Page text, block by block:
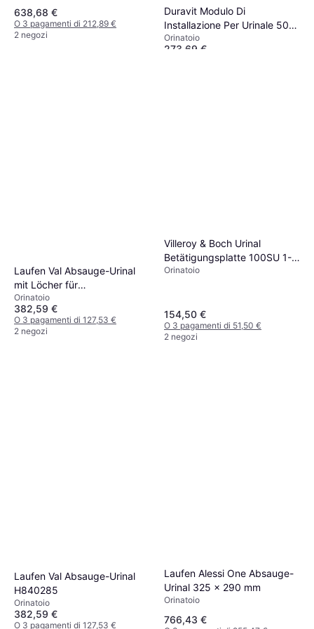
638,68 €
O 3 pagamenti di 212,89 €
2 negozi
Duravit Modulo Di
Installazione Per Urinale 500
x 1148 mm WD3004000000
Orinatoio
273,69 €
Laufen Val Absauge-Urinal
mit Löcher für
Deckelmontage 305 x 365 x
560 mm
Orinatoio
382,59 €
O 3 pagamenti di 127,53 €
2 negozi
Villeroy & Boch Urinal
Betätigungsplatte 100SU 1-
Mengen-Spülung
Orinatoio
154,50 €
O 3 pagamenti di 51,50 €
2 negozi
Laufen Val Absauge-Urinal
H840285
Orinatoio
382,59 €
O 3 pagamenti di 127,53 €
Laufen Alessi One Absauge-
Urinal 325 x 290 mm
Orinatoio
766,43 €